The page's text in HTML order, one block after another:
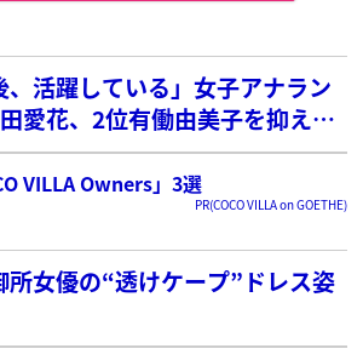
、活躍している」女子アナラン
愛花、2位有働由美子を抑えた
VILLA Owners」3選
PR(COCO VILLA on GOETHE)
所女優の“透けケープ”ドレス姿